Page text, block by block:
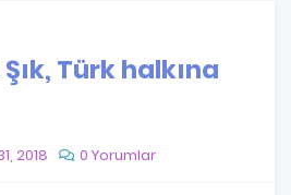
Türk halkına
2018 0 Yorumlar